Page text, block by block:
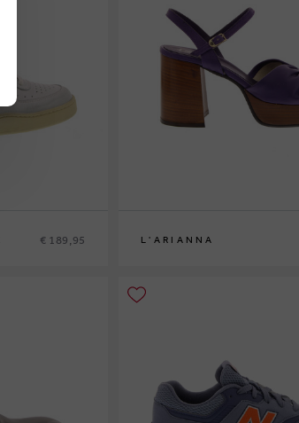
€ 189,95 L'ARIANNA